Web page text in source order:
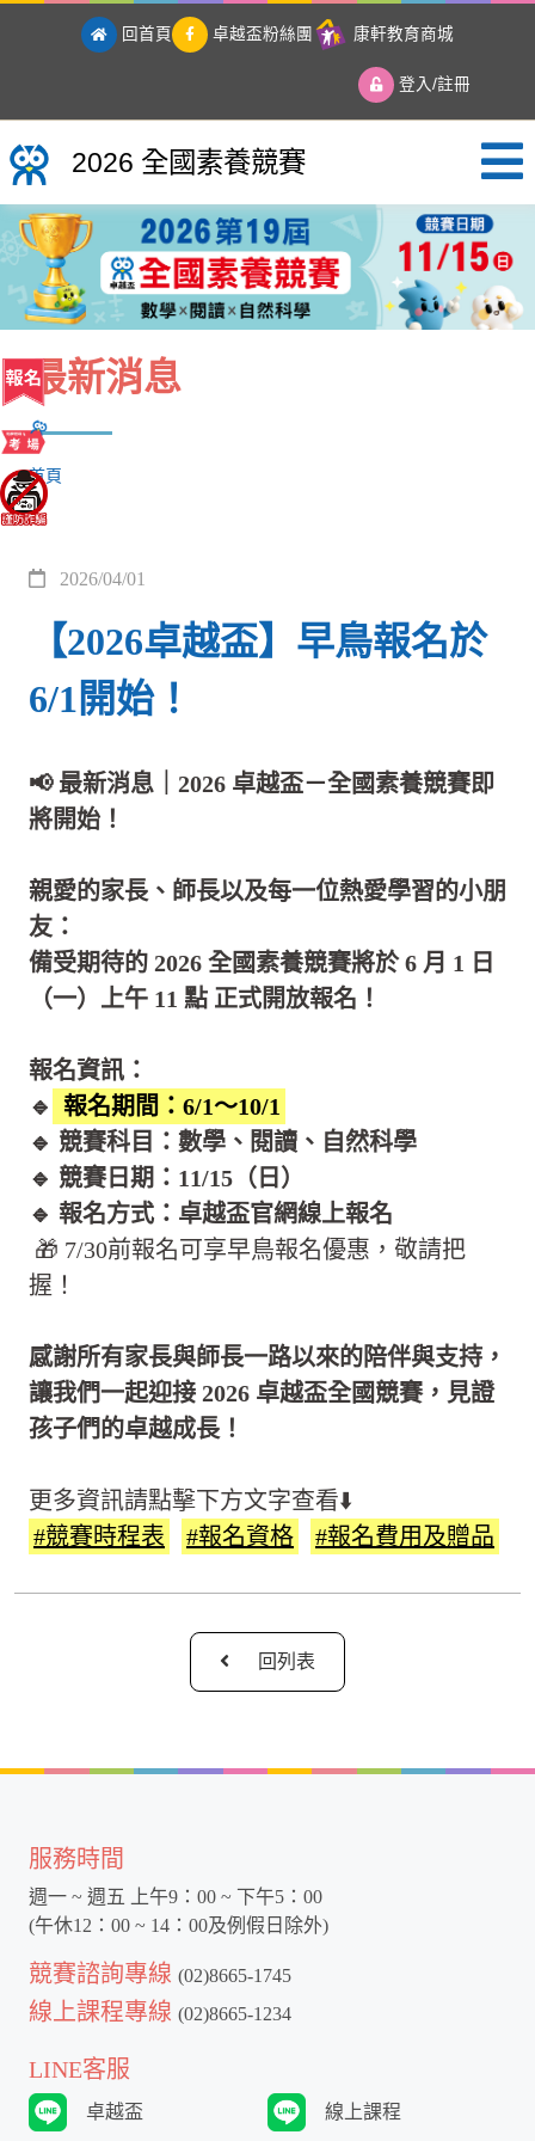
回首頁 卓越盃粉絲團 康軒教育商城
登入/註冊
2026 全國素養競賽
2026 全國素養競賽
最新消息
首頁
2026/04/01
【2026卓越盃】早鳥報名於
6/1開始！
📢 最新消息｜2026 卓越盃－全國素養競賽即
將開始！
親愛的家長、師長以及每一位熱愛學習的小朋
友：
備受期待的 2026 全國素養競賽將於 6 月 1 日
（一）上午 11 點 正式開放報名！
報名資訊：
🔹
報名期間：6/1～10/1
🔹 競賽科目：數學、閱讀、自然科學
🔹 競賽日期：11/15（日）
🔹 報名方式：卓越盃官網線上報名
🎁 7/30前報名可享早鳥報名優惠，敬請把
握！
感謝所有家長與師長一路以來的陪伴與支持，
讓我們一起迎接 2026 卓越盃全國競賽，見證
孩子們的卓越成長！
更多資訊請點擊下方文字查看⬇️
#競賽時程表
#報名資格 #報名費用及贈品
回列表
服務時間
週一 ~ 週五 上午9：00 ~ 下午5：00
(午休12：00 ~ 14：00及例假日除外)
競賽諮詢專線 (02)8665-1745
線上課程專線 (02)8665-1234
LINE客服
卓越盃 線上課程